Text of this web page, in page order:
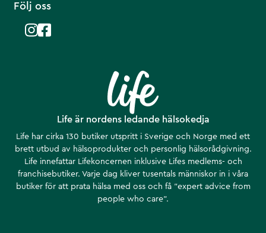
Life är nordens ledande hälsokedja
Life har cirka 130 butiker utspritt i Sverige och Norge med ett
brett utbud av hälsoprodukter och personlig hälsorådgivning.
Life innefattar Lifekoncernen inklusive Lifes medlems- och
franchisebutiker. Varje dag kliver tusentals människor in i våra
butiker för att prata hälsa med oss och få ”expert advice from
people who care”.
Följ oss